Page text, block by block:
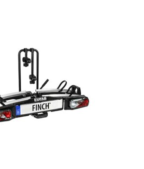
options
être
choisies
sur
la